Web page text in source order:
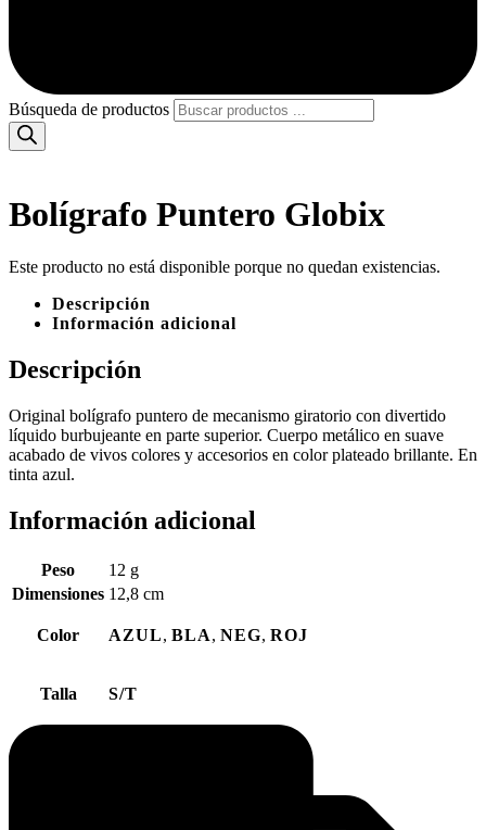
Búsqueda de productos
Bolígrafo Puntero Globix
Este producto no está disponible porque no quedan existencias.
Descripción
Información adicional
Descripción
Original bolígrafo puntero de mecanismo giratorio con divertido
líquido burbujeante en parte superior. Cuerpo metálico en suave
acabado de vivos colores y accesorios en color plateado brillante. En
tinta azul.
Información adicional
Peso
12 g
Dimensiones 12,8 cm
Color AZUL, BLA, NEG, ROJ
Talla S/T